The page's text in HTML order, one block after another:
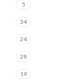
5
34
24
28
19